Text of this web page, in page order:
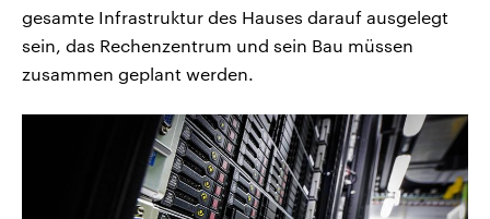
gesamte Infrastruktur des Hauses darauf ausgelegt
sein, das Rechenzentrum und sein Bau müssen
zusammen geplant werden.